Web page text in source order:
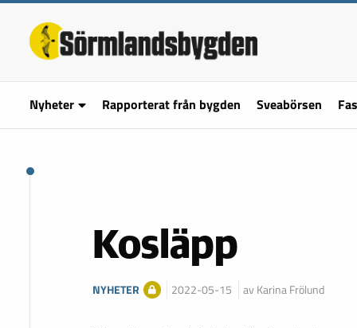
Nyheter Rapporterat från bygden Sveabörsen
Kosläpp
NYHETER 2022-05-15 av Karina Frölund